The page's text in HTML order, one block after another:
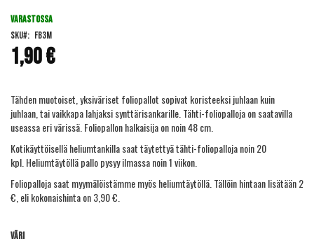
beginning
the
images
gallery
1,90 €
VARASTOSSA
SKU
FB3M
Tähden muotoiset, yksiväriset foliopallot sopivat koristeeksi juhlaan kuin
juhlaan, tai vaikkapa lahjaksi synttärisankarille. Tähti-foliopalloja on saatavilla
useassa eri värissä. Foliopallon halkaisija on noin 48 cm.
Kotikäyttöiselläheliumtankillasaat täytettyä tähti-foliopalloja noin 20
kpl. Heliumtäytöllä pallo pysyy ilmassa noin 1 viikon.
Foliopalloja saat myymälöistämme myös heliumtäytöllä. Tällöin hintaan lisätään 2
€, eli kokonaishinta on 3,90 €.
Väri